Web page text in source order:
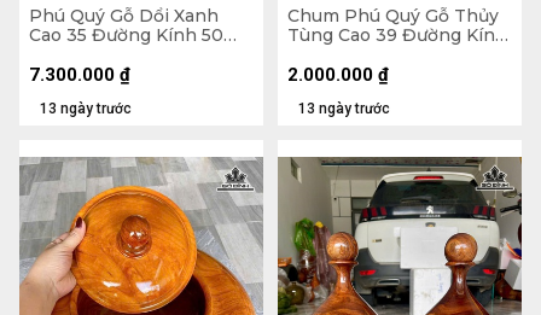
Phú Quý Gỗ Dổi Xanh
Cao 35 Đường Kính 50
13 ngày trước
7.300.000 ₫
Chum Phú Quý Gỗ Thủy
Tùng Cao 39 Đường Kính
13 ngày trước
2.000.000 ₫